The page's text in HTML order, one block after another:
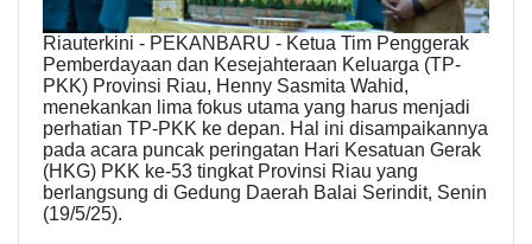
Riauterkini - PEKANBARU - Ketua Tim Penggerak
Pemberdayaan dan Kesejahteraan Keluarga (TP-
PKK) Provinsi Riau, Henny Sasmita Wahid,
menekankan lima fokus utama yang harus menjadi
perhatian TP-PKK ke depan. Hal ini disampaikannya
pada acara puncak peringatan Hari Kesatuan Gerak
(HKG) PKK ke-53 tingkat Provinsi Riau yang
berlangsung di Gedung Daerah Balai Serindit, Senin
(19/5/25).